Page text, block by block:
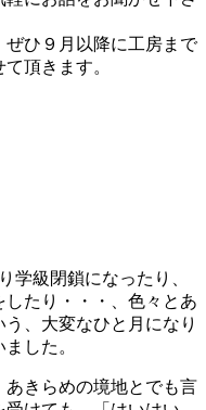
ひ９月以降に工房まで
頂きます。
学級閉鎖になったり、
たり・・・、色々とあ
、大変なひと月になり
した。
あきらめの境地とでも言